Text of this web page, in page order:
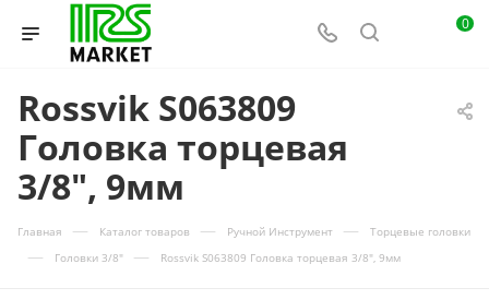
0
Rossvik S063809
Головка торцевая
3/8", 9мм
Главная — Каталог товаров — Ручной Инструмент — Торцевые головки
— Головки 3/8" — Rossvik S063809 Головка торцевая 3/8", 9мм